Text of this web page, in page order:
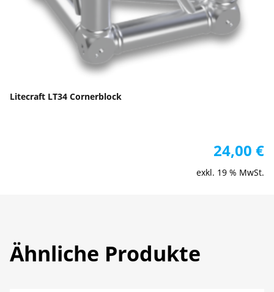
Litecraft LT34 Cornerblock
24,00 €
exkl. 19 % MwSt.
Ähnliche Produkte